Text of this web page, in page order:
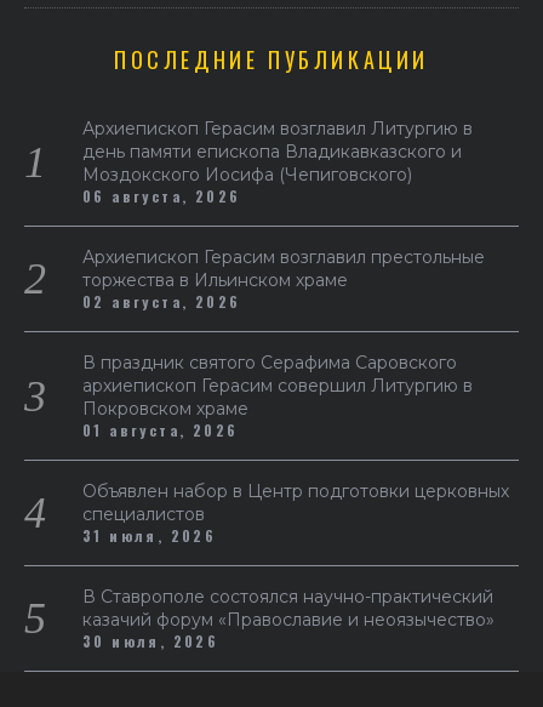
ПОСЛЕДНИЕ ПУБЛИКАЦИИ
Архиепископ Герасим возглавил Литургию в
день памяти епископа Владикавказского и
Моздокского Иосифа (Чепиговского)
06 августа, 2026
Архиепископ Герасим возглавил престольные
торжества в Ильинском храме
02 августа, 2026
В праздник святого Серафима Саровского
архиепископ Герасим совершил Литургию в
Покровском храме
01 августа, 2026
Объявлен набор в Центр подготовки церковных
специалистов
31 июля, 2026
В Ставрополе состоялся научно-практический
казачий форум «Православие и неоязычество»
30 июля, 2026